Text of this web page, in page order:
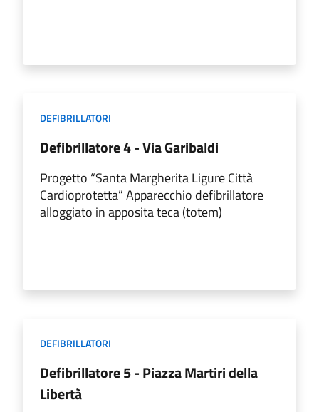
DEFIBRILLATORI
Defibrillatore 4 - Via Garibaldi
Progetto “Santa Margherita Ligure Città
Cardioprotetta” Apparecchio defibrillatore
alloggiato in apposita teca (totem)
DEFIBRILLATORI
Defibrillatore 5 - Piazza Martiri della
Libertà